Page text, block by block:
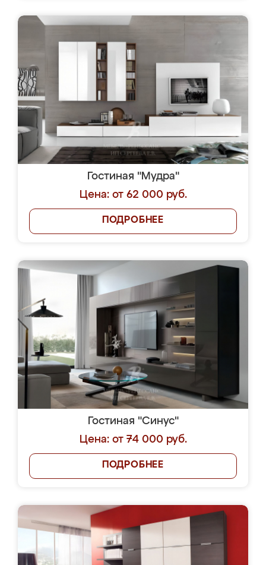
Гостиная "Мудра"
Цена: от 62 000 руб.
ПОДРОБНЕЕ
Гостиная "Синус"
Цена: от 74 000 руб.
ПОДРОБНЕЕ